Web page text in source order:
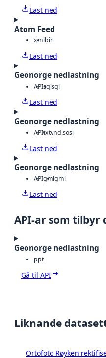
Last ned
Atom Feed
xmlbin
Last ned
Geonorge nedlastning
APIsqlsql
Last ned
Geonorge nedlastning
APItxtvnd.sosi
Last ned
Geonorge nedlastning
APIgmlgml
Last ned
API-ar som tilbyr
Geonorge nedlastning
ppt
Gå til API
Liknande
Ortofoto Røyken